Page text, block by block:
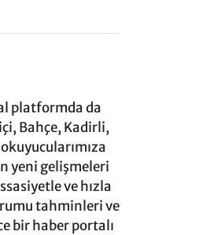
platformda da
Bahçe, Kadirli,
yeni gelişmeleri
ve hızla
tahminleri ve
bir haber portalı